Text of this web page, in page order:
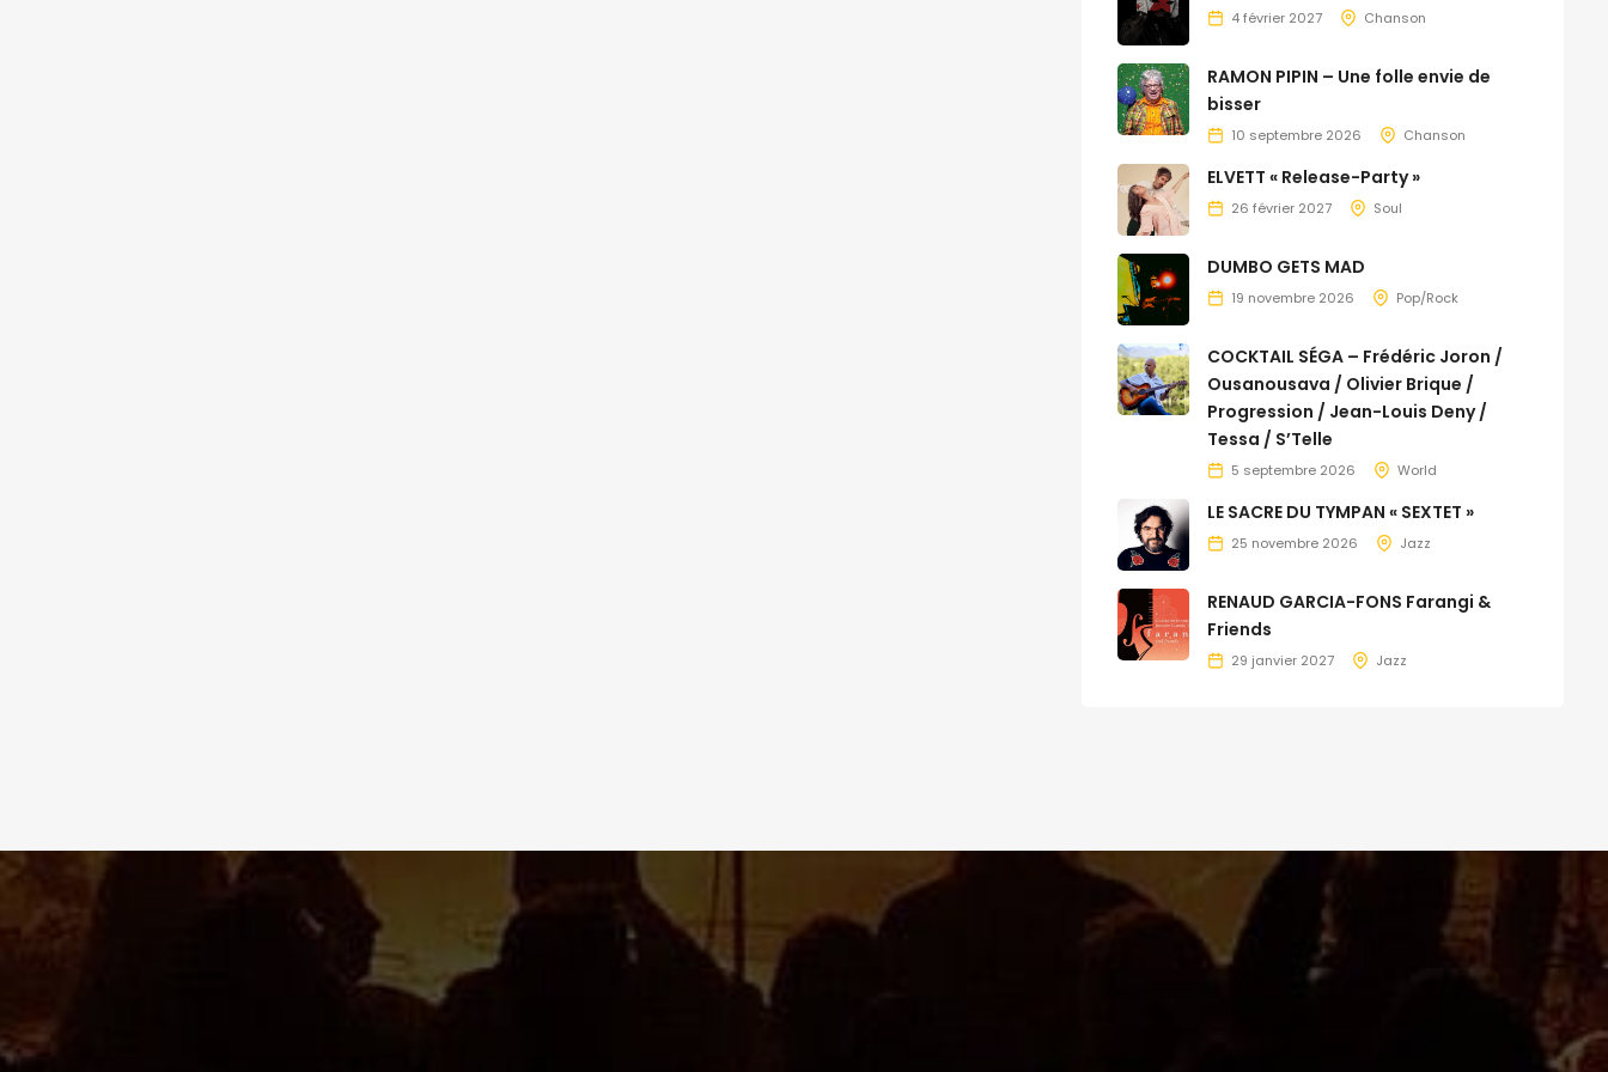
4 février 2027 Chanson
RAMON PIPIN – Une folle envie de
bisser
10 septembre 2026 Chanson
ELVETT « Release-Party »
26 février 2027 Soul
DUMBO GETS MAD
19 novembre 2026 Pop/Rock
COCKTAIL SÉGA – Frédéric Joron /
Ousanousava / Olivier Brique /
Progression / Jean-Louis Deny /
Tessa / S’Telle
5 septembre 2026 World
LE SACRE DU TYMPAN « SEXTET »
25 novembre 2026 Jazz
RENAUD GARCIA-FONS Farangi &
Friends
29 janvier 2027 Jazz